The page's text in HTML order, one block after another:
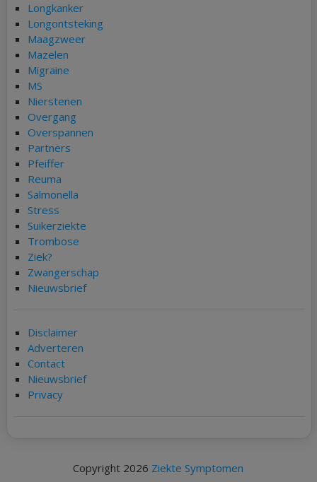
Longkanker
Longontsteking
Maagzweer
Mazelen
Migraine
MS
Nierstenen
Overgang
Overspannen
Partners
Pfeiffer
Reuma
Salmonella
Stress
Suikerziekte
Trombose
Ziek?
Zwangerschap
Nieuwsbrief
Disclaimer
Adverteren
Contact
Nieuwsbrief
Privacy
Copyright 2026 Ziekte Symptomen